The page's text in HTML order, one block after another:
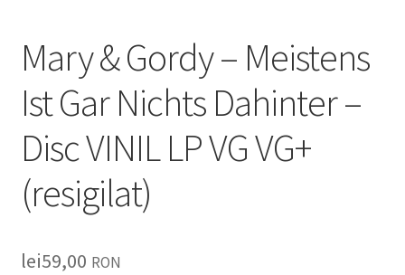
Mary & Gordy – Meistens
Ist Gar Nichts Dahinter –
Disc VINIL LP VG VG+
(resigilat)
lei59,00 RON